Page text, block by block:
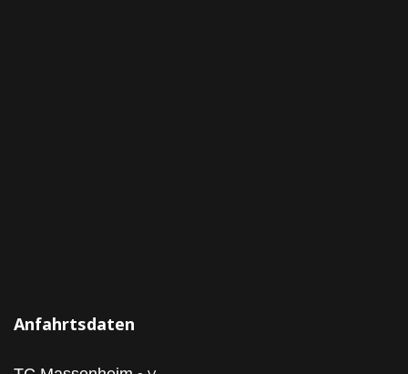
Anfahrtsdaten